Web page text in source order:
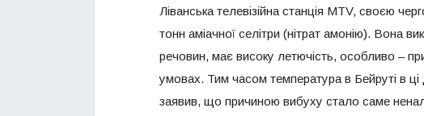
Ліванська телевізійна станція MTV, своєю
тонн аміачної селітри (нітрат амонію). Вона
речовин, має високу летючість, особливо –
умовах. Тим часом температура в Бейруті в ці
заявив, що причиною вибуху стало саме